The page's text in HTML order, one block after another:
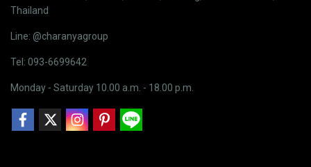
Thailand
Line: @charanyagroup
Tel: 093-6699642
Monday - Saturday 10.00 a.m. - 18.00 p.m.